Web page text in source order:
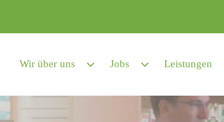
Wir über uns Jobs Leistungen